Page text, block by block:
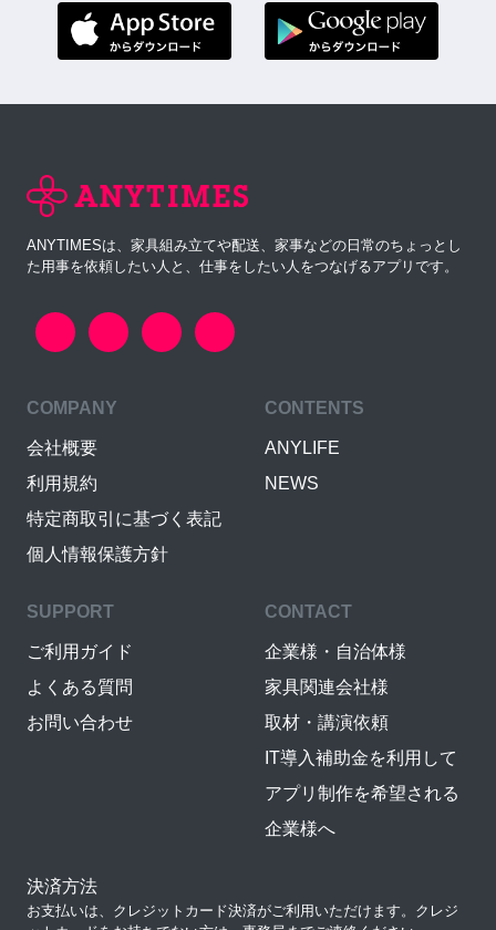
ANYTIMESは、家具組み立てや配送、家事などの日常のちょっとし
た用事を依頼したい人と、仕事をしたい人をつなげるアプリです。
COMPANY
会社概要
利用規約
特定商取引に基づく表記
個人情報保護方針
CONTENTS
ANYLIFE
NEWS
SUPPORT
ご利用ガイド
よくある質問
お問い合わせ
CONTACT
企業様・自治体様
家具関連会社様
取材・講演依頼
IT導入補助金を利用して
アプリ制作を希望される
企業様へ
決済方法
お支払いは、クレジットカード決済がご利用いただけます。クレジ